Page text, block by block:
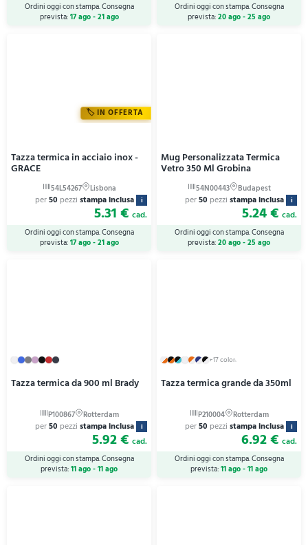
Ordini oggi con stampa. Consegna
prevista:17 ago - 21 ago
Ordini oggi con stampa. Consegna
prevista:20 ago - 25 ago
IN OFFERTA
Tazza termica in acciaio inox -
GRACE
per50 pezzi stampa inclusa i
5.31 € cad.
Ordini oggi con stampa. Consegna
prevista:17 ago - 21 ago
Mug Personalizzata Termica
Vetro 350 Ml Grobina
per50 pezzi stampa inclusa i
5.24 € cad.
Ordini oggi con stampa. Consegna
prevista:20 ago - 25 ago
Tazza termica da 900 ml Brady
per50 pezzi stampa inclusa i
5.92 € cad.
Ordini oggi con stampa. Consegna
prevista:11 ago - 11 ago
+17 colori
Tazza termica grande da 350ml
per50 pezzi stampa inclusa i
6.92 € cad.
Ordini oggi con stampa. Consegna
prevista:11 ago - 11 ago